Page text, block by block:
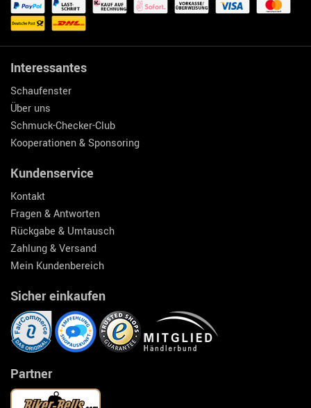
Interessantes
Schaufenster
Über uns
Schmuck-Checker-Club
Kooperationen & Sponsoring
Kundenservice
Kontakt
Fragen & Antworten
Rückgabe & Umtausch
Zahlung & Versand
Mein Kundenbereich
Sicher einkaufen
Partner